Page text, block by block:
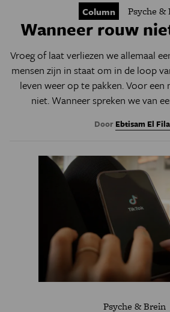
Column Psyche &
Wanneer rouw
Vroeg of laat verliezen we allemaal
mensen zijn in staat om in de loop
leven weer op te pakken. Voor
niet. Wanneer spreken we van
Door Ebtisam El
Psyche & Brein